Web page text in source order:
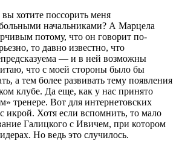
хотите поссорить меня
начальниками? А Марцела
потому, что он говорит по-
то давно известно, что
— и в ней возможны
что с моей стороны было бы
а тем более развивать тему появления
клубе. Да еще, как у нас принято
тренере. Вот для интернетовских
икрой. Хотя если вспомнить, то мало
Галицкого с Ивичем, при котором
Но ведь это случилось.